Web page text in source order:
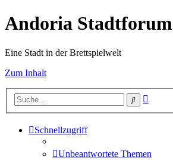
Andoria Stadtforum
Eine Stadt in der Brettspielwelt
Zum Inhalt
Suche
Schnellzugriff
Unbeantwortete Themen